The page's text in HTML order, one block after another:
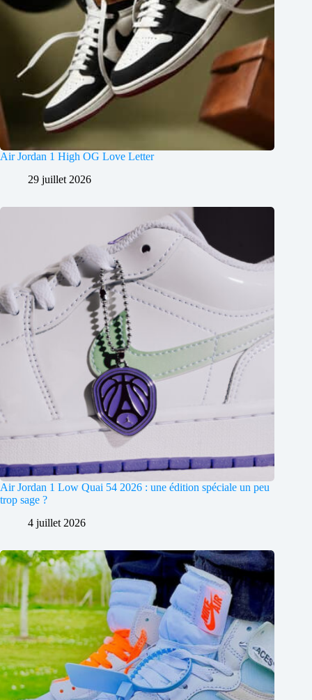
Air Jordan 1 High OG Love Letter
29 juillet 2026
Air Jordan 1 Low Quai 54 2026 : une édition spéciale un peu
trop sage ?
4 juillet 2026